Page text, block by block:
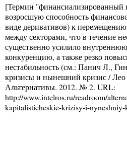
[Термин "финансиализированный
возросшую способность
виде деривативов) к
между секторами, что в течение
существенно усилило
конкуренцию, а также резко
нестабильность (см.: Панич Л.,
кризисы и нынешний кризис /
Альтернативы. 2012. № 2. URL:
http://www.intelros.ru/readroom/
kapitalisticheskie-krizisy-i-